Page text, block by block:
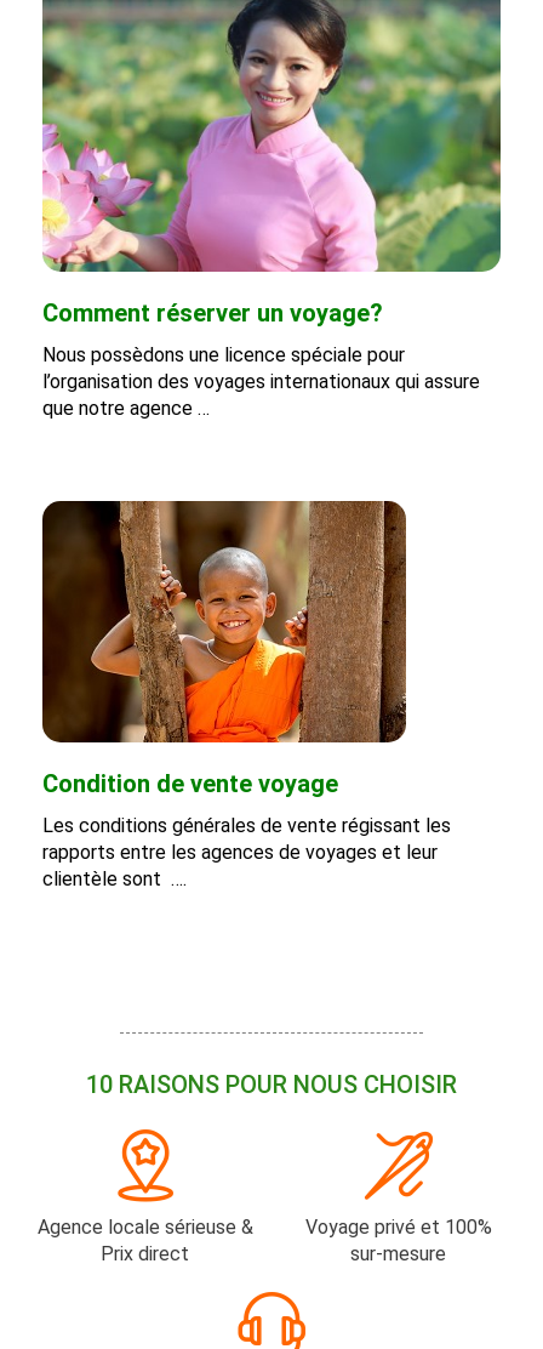
Comment réserver un voyage?
Nous possèdons une licence spéciale pour
l’organisation des voyages internationaux qui assure
que notre agence …
Condition de vente voyage
Les conditions générales de vente régissant les
rapports entre les agences de voyages et leur
clientèle sont ….
10 RAISONS POUR NOUS CHOISIR
Agence locale sérieuse &
Prix direct
Voyage privé et 100%
sur-mesure